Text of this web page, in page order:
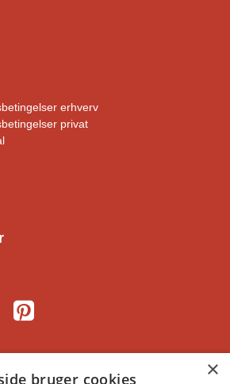
erhverv
privat
×
bruger cookies